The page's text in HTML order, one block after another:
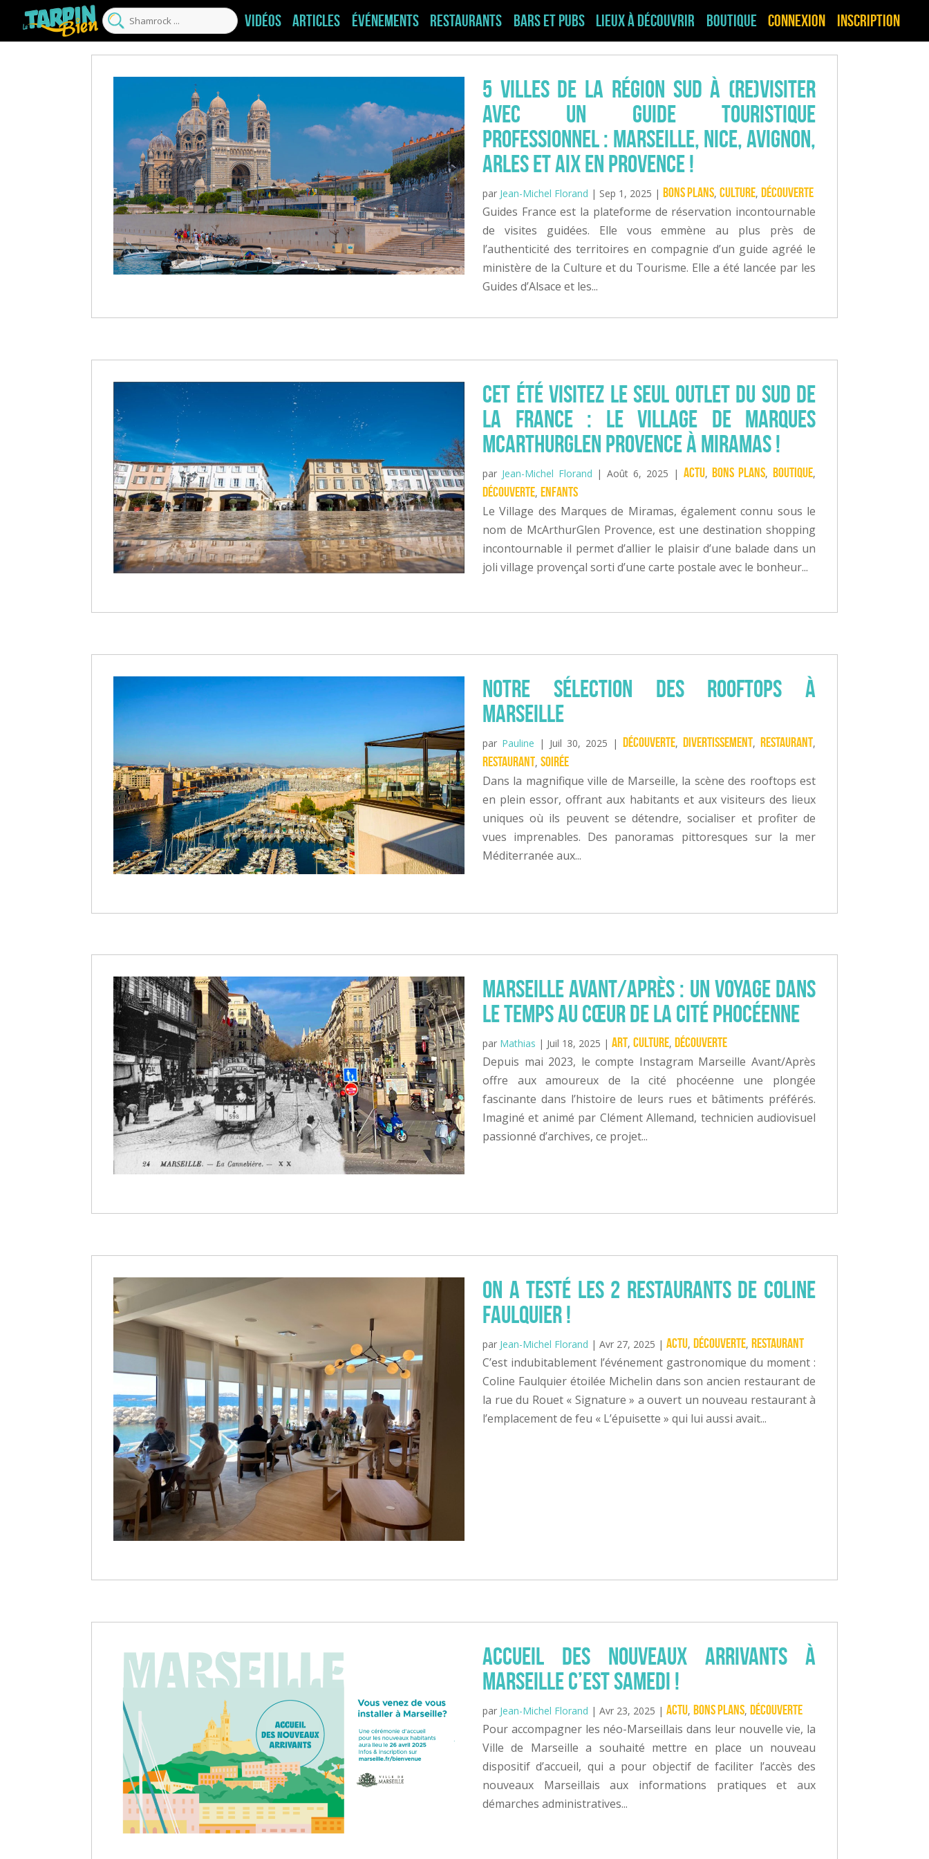
Vidéos Articles Événements Restaurants Bars et pubs Lieux à découvrir Boutique Connexion Inscription
5 villes de la région Sud à (re)visiter
avec un guide touristique
professionnel : Marseille, Nice, Avignon,
Arles et Aix En Provence !
par Jean-Michel Florand | Sep 1, 2025 | Bons plans, Culture, Découverte
Guides France est la plateforme de réservation incontournable
de visites guidées. Elle vous emmène au plus près de
l’authenticité des territoires en compagnie d’un guide agréé le
ministère de la Culture et du Tourisme. Elle a été lancée par les
Guides d’Alsace et les...
Cet été visitez le seul Outlet du Sud de
la France : Le Village de Marques
McArthurGlen Provence à Miramas !
par Jean-Michel Florand |Août 6, 2025 | Actu, Bons plans, Boutique,
Découverte, Enfants
Le Village des Marques de Miramas, également connu sous le
nom de McArthurGlen Provence, est une destination shopping
incontournable il permet d’allier le plaisir d’une balade dans un
joli village provençal sorti d’une carte postale avec le bonheur...
Notre sélection des rooftops à
Marseille
par Pauline | Juil 30, 2025 | Découverte, Divertissement, Restaurant,
Restaurant, Soirée
Dans la magnifique ville de Marseille, la scène des rooftops est
en plein essor, offrant aux habitants et aux visiteurs des lieux
uniques où ils peuvent se détendre, socialiser et profiter de
vues imprenables. Des panoramas pittoresques sur la mer
Méditerranée aux...
Marseille Avant/Après : un voyage dans
le temps au cœur de la cité phocéenne
par Mathias | Juil 18, 2025 | Art, Culture, Découverte
Depuis mai 2023, le compte Instagram Marseille Avant/Après
offre aux amoureux de la cité phocéenne une plongée
fascinante dans l’histoire de leurs rues et bâtiments préférés.
Imaginé et animé par Clément Allemand, technicien audiovisuel
passionné d’archives, ce projet...
On a testé les 2 restaurants de Coline
Faulquier !
par Jean-Michel Florand | Avr 27, 2025 | Actu, Découverte, Restaurant
C’est indubitablement l’événement gastronomique du moment :
Coline Faulquier étoilée Michelin dans son ancien restaurant de
la rue du Rouet « Signature » a ouvert un nouveau restaurant à
l’emplacement de feu « L’épuisette » qui lui aussi avait...
Accueil des Nouveaux arrivants à
Marseille C’est samedi !
par Jean-Michel Florand | Avr 23, 2025 | Actu, Bons plans, Découverte
Pour accompagner les néo-Marseillais dans leur nouvelle vie, la
Ville de Marseille a souhaité mettre en place un nouveau
dispositif d’accueil, qui a pour objectif de faciliter l’accès des
nouveaux Marseillais aux informations pratiques et aux
démarches administratives...